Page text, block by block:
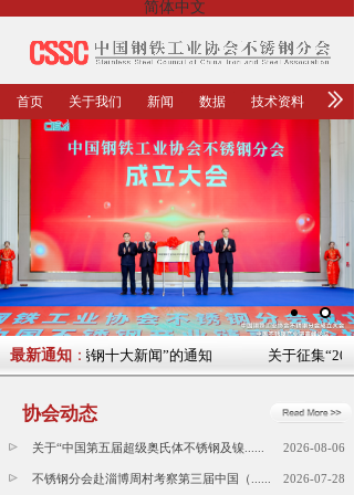
简体中文
首页 关于我们 新闻 数据 技术资料
最新通知 ：
年中国不锈钢十大新闻”的通知 关于征集
协会动态
关于“中国第五届超级奥氏体不锈钢及镍...... 2026-08-06
不锈钢分会赴淄博周村考察第三届中国（...... 2026-07-28